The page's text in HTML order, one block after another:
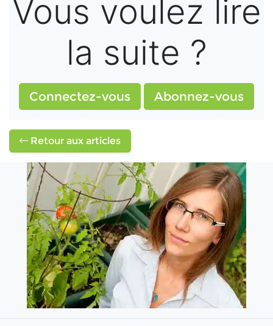
Vous voulez lire
la suite ?
Connectez-vous Abonnez-vous
Retour aux articles